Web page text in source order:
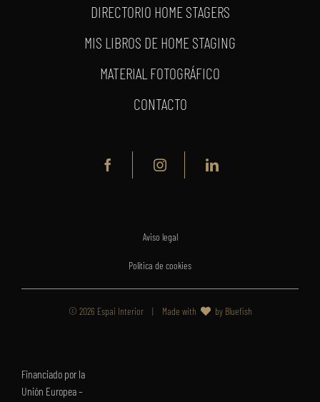
DIRECTORIO HOME STAGERS
MIS LIBROS DE HOME STAGING
MATERIAL FOTOGRÁFICO
CONTACTO
Aviso legal
Política de cookies
© 2026 Espai Interior | Made with by Bluefish
Financiado por la
Unión Europea –